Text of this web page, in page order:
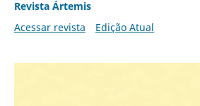
Revista Ártemis
Acessar revista
Edição Atual